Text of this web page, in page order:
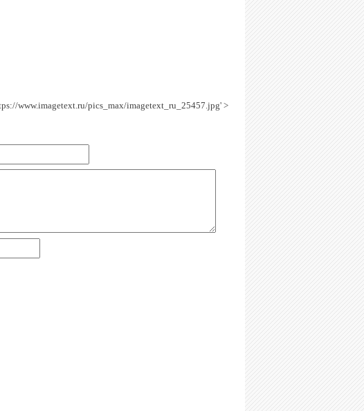
www.imagetext.ru/pics_max/imagetext_ru_25457.jpg' >